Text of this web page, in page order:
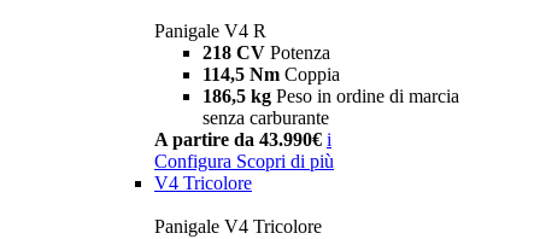
Panigale V4 R
218 CV Potenza
114,5 Nm Coppia
186,5 kg Peso in ordine di marcia
senza carburante
A partire da 43.990€ i
Configura Scopri di più
V4 Tricolore
Panigale V4 Tricolore